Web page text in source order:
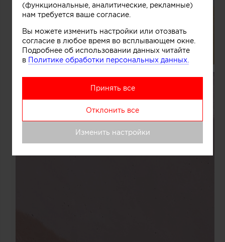
(функциональные, аналитические, рекламные)
нам требуется ваше согласие.
Вы можете изменить настройки или отозвать
согласие в любое время во всплывающем окне.
Подробнее об использовании данных читайте
в Политике обработки персональных данных.
Принять все
Отклонить все
Изменить настройки